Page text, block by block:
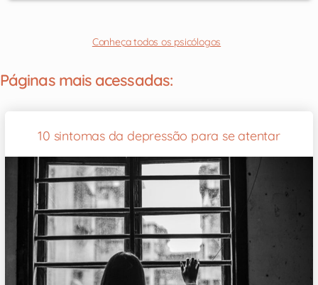
Conheça todos os psicólogos
Páginas mais acessadas:
10 sintomas da depressão para se atentar